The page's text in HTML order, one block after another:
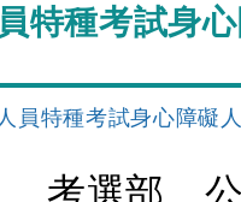
特種考試身
員特種考試身心障礙
考選部